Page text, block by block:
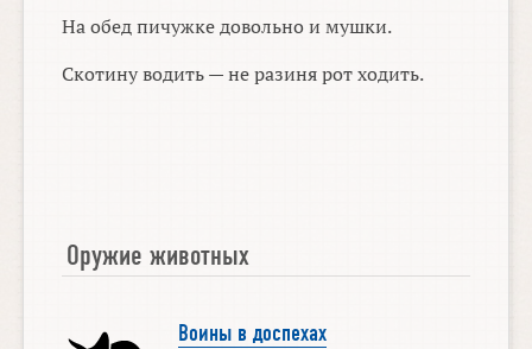
На обед пичужке довольно и мушки.
Скотину водить — не разиня рот ходить.
Оружие животных
Воины в доспехах